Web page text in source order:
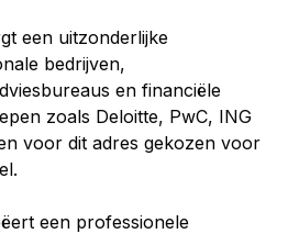
een uitzonderlijke
bedrijven,
en financiële
zoals Deloitte, PwC, ING
voor dit adres gekozen voor
een professionele